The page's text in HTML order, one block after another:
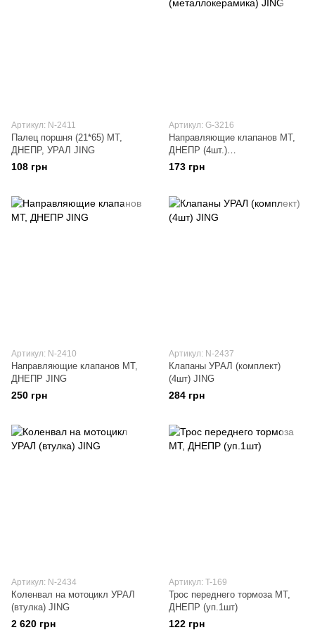
Артикул: N-2411
Палец поршня (21*65) МТ,
ДНЕПР, УРАЛ JING
108 грн
Артикул: G-3216
Направляющие клапанов МТ,
ДНЕПР (4шт.)
(металлокерамика) JING
173 грн
Артикул: N-2410
Направляющие клапанов МТ,
ДНЕПР JING
250 грн
Артикул: N-2437
Клапаны УРАЛ (комплект)
(4шт) JING
284 грн
Артикул: N-2434
Коленвал на мотоцикл УРАЛ
(втулка) JING
2 620 грн
Артикул: T-169
Трос переднего тормоза МТ,
ДНЕПР (уп.1шт)
122 грн